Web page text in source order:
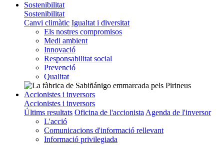
Sostenibilitat
Sostenibilitat
Canvi climàtic Igualtat i diversitat
Els nostres compromisos
Medi ambient
Innovació
Responsabilitat social
Prevenció
Qualitat
Accionistes i inversors
Accionistes i inversors
Últims resultats Oficina de l'accionista Agenda de l'inversor
L'acció
Comunicacions d'informació rellevant
Informació privilegiada